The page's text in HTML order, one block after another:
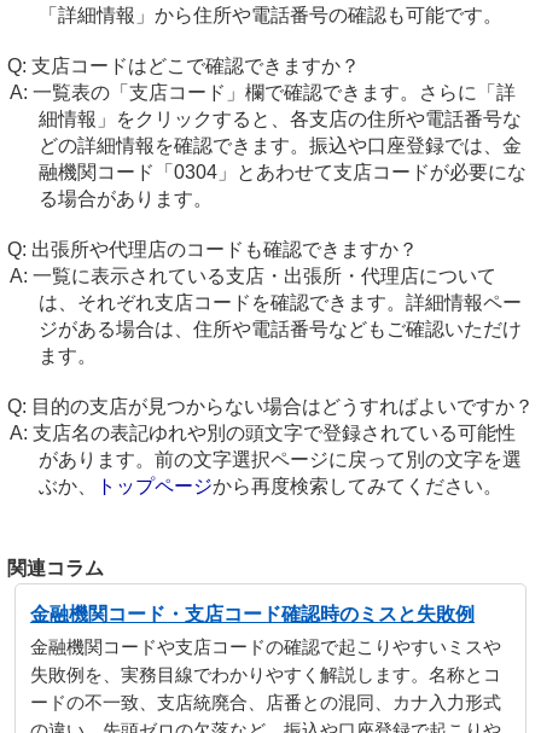
「詳細情報」から住所や電話番号の確認も可能です。
支店コードはどこで確認できますか？
一覧表の「支店コード」欄で確認できます。さらに「詳
細情報」をクリックすると、各支店の住所や電話番号な
どの詳細情報を確認できます。振込や口座登録では、金
融機関コード「0304」とあわせて支店コードが必要にな
る場合があります。
出張所や代理店のコードも確認できますか？
一覧に表示されている支店・出張所・代理店について
は、それぞれ支店コードを確認できます。詳細情報ペー
ジがある場合は、住所や電話番号などもご確認いただけ
ます。
目的の支店が見つからない場合はどうすればよいですか？
支店名の表記ゆれや別の頭文字で登録されている可能性
があります。前の文字選択ページに戻って別の文字を選
ぶか、
トップページから再度検索してみてください。
関連コラム
金融機関コード・支店コード確認時のミスと失敗例
金融機関コードや支店コードの確認で起こりやすいミスや
失敗例を、実務目線でわかりやすく解説します。名称とコ
ードの不一致、支店統廃合、店番との混同、カナ入力形式